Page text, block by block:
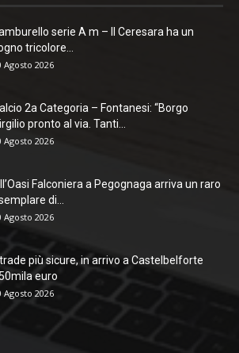
serie A m – Il Ceresara ha un
tricolore...
Agosto 2026
2a Categoria – Fontanesi: “Borgo
pronto al via. Tanti...
Agosto 2026
Falconiera a Pegognaga arriva un raro
di...
Agosto 2026
più sicure, in arrivo a Castelbelforte
euro
Agosto 2026